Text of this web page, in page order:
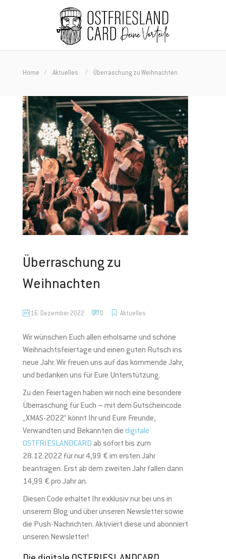
Home Aktuelles Überraschung zu Weihnachten
Überraschung zu
Weihnachten
16. Dezember 2022 0 Aktuelles
Wir wünschen Euch allen erholsame und schöne
Weihnachtsfeiertage und einen guten Rutsch ins
neue Jahr. Wir freuen uns auf das kommende Jahr,
und bedanken uns für Eure Unterstützung.
Zu den Feiertagen haben wir noch eine besondere
Überraschung für Euch – mit dem Gutscheincode
„XMAS-2022“ könnt Ihr und Eure Freunde,
Verwandten und Bekannten die digitale
OSTFRIESLANDCARD ab sofort bis zum
28.12.2022 für nur 4,99 € im ersten Jahr
beantragen. Erst ab dem zweiten Jahr fallen dann
14,99 € pro Jahr an.
Diesen Code erhaltet Ihr exklusiv nur bei uns in
unserem Blog und über unseren Newsletter sowie
die Push-Nachrichten. Aktiviert diese und abonniert
unseren Newsletter!